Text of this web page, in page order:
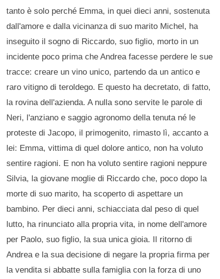
tanto è solo perché Emma, in quei dieci anni, sostenuta
dall'amore e dalla vicinanza di suo marito Michel, ha
inseguito il sogno di Riccardo, suo figlio, morto in un
incidente poco prima che Andrea facesse perdere le sue
tracce: creare un vino unico, partendo da un antico e
raro vitigno di teroldego. E questo ha decretato, di fatto,
la rovina dell'azienda. A nulla sono servite le parole di
Neri, l'anziano e saggio agronomo della tenuta né le
proteste di Jacopo, il primogenito, rimasto lì, accanto a
lei: Emma, vittima di quel dolore antico, non ha voluto
sentire ragioni. E non ha voluto sentire ragioni neppure
Silvia, la giovane moglie di Riccardo che, poco dopo la
morte di suo marito, ha scoperto di aspettare un
bambino. Per dieci anni, schiacciata dal peso di quel
lutto, ha rinunciato alla propria vita, in nome dell'amore
per Paolo, suo figlio, la sua unica gioia. Il ritorno di
Andrea e la sua decisione di negare la propria firma per
la vendita si abbatte sulla famiglia con la forza di uno